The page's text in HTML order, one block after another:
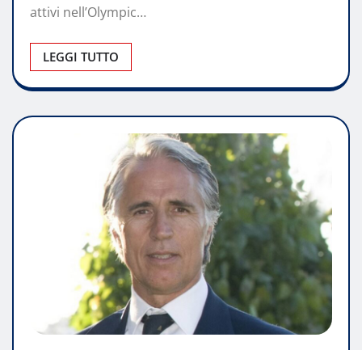
attivi nell’Olympic…
LEGGI TUTTO